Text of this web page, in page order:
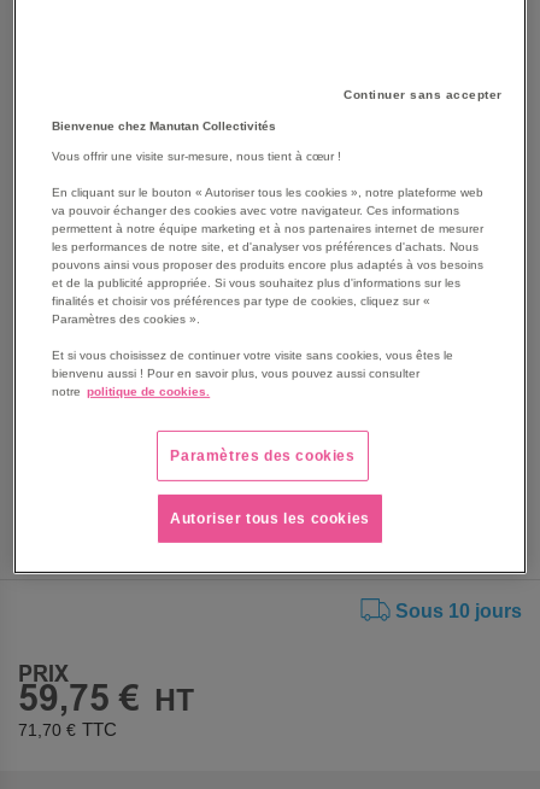
SKIP
BEGINNING
Facile à utiliser.
Réglure lignée bleue pour faciliter l’écriture.
Double spirale blanche sur la gauche.
En papier 70 g/m², sans bois.
Voir le descriptif complet
Sous 10 jours
PRIX
59,75 €
71,70 €
Continuer sans accepter
Bienvenue chez Manutan Collectivités
Vous offrir une visite sur-mesure, nous tient à cœur !
En cliquant sur le bouton « Autoriser tous les cookies », notre plateforme web
va pouvoir échanger des cookies avec votre navigateur. Ces informations
permettent à notre équipe marketing et à nos partenaires internet de mesurer
les performances de notre site, et d'analyser vos préférences d'achats. Nous
pouvons ainsi vous proposer des produits encore plus adaptés à vos besoins
et de la publicité appropriée. Si vous souhaitez plus d'informations sur les
finalités et choisir vos préférences par type de cookies, cliquez sur «
Paramètres des cookies ».
Et si vous choisissez de continuer votre visite sans cookies, vous êtes le
bienvenu aussi ! Pour en savoir plus, vous pouvez aussi consulter
notre politique de cookies.
Paramètres des cookies
Autoriser tous les cookies